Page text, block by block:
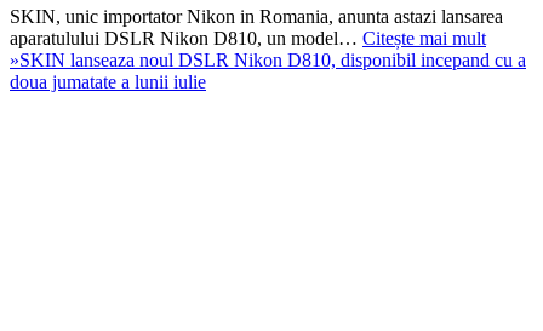
SKIN, unic importator Nikon in Romania, anunta astazi lansarea
aparatulului DSLR Nikon D810, un model… Citește mai mult
»SKIN lanseaza noul DSLR Nikon D810, disponibil incepand cu a
doua jumatate a lunii iulie